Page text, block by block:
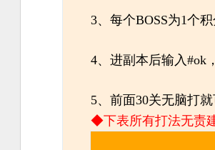
3、每个BOSS为1个
4、进副本后输入#ok
5、 前面30关无脑打
◆下表所有打法无责